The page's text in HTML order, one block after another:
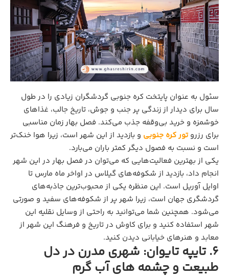
سئول به عنوان پایتخت کره جنوبی گردشگران زیادی را در طول
سال برای دیدار از زندگی پر جنب و جوش، تاریخ جالب، غذاهای
خوشمزه و خرید بی‌وقفه جذب می‌کند. فصل بهار زمان مناسبی
برای رزروتور کره جنوبی و بازدید از این شهر است، زیرا هوا خنک‌تر
است و نسبت به فصول دیگر کمتر باران می‌بارد.
یکی از بهترین فعالیت‌هایی که می‌توان در فصل بهار در این شهر
انجام داد، بازدید از شکوفه‌های گیلاس در اواخر ماه مارس تا
اوایل آوریل است. این منظره یکی از محبوب‌ترین جاذبه‌های
گردشگری جهان است، زیرا شهر پر از شکوفه‌های سفید و صورتی
می‌شود. همچنین شما می‌توانید به راحتی از وسایل نقلیه این
شهر استفاده کنید و برای کاوش در تاریخ و فرهنگ این شهر از
معابد و هنرهای خیابانی دیدن کنید.
6. تایپه تایوان: شهری مدرن در دل
طبیعت و چشمه های آب گرم